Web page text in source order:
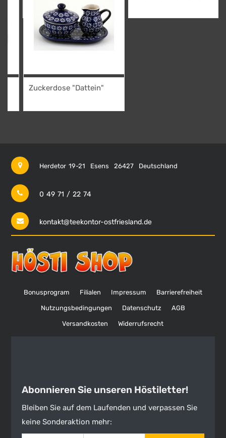
Zuckerdose "Dattein"
Herdetor 19-21 Esens 26427 Deutschland
0 49 71 / 22 74
kontakt@teekontor-ostfriesland.de
Bonusprogram Filialen Impressum Barrierefreiheit
Nutzungsbedingungen Datenschutz AGB
Versandkosten Widerrufsrecht
Abonnieren Sie unseren Höstiletter!
Bleiben Sie auf dem Laufenden und verpassen Sie
keine Sonderaktion mehr: